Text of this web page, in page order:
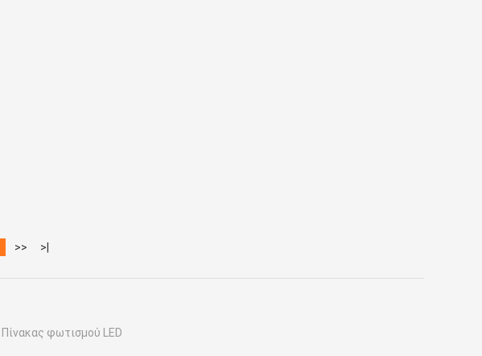
>> >|
Πίνακας φωτισμού LED